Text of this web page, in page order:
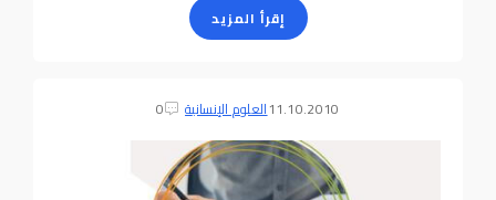
إقرأ المزيد
11.10.2010العلوم الإنسانية 0